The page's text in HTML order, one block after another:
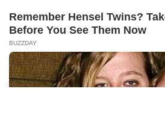
Follow Kabarbaru